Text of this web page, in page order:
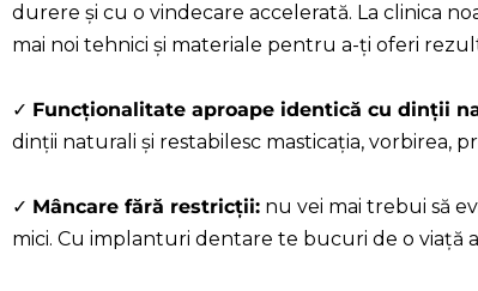
durere și cu o vindecare accelerată. La clinica
mai noi tehnici și materiale pentru a-ți oferi
✓ Funcționalitate aproape identică cu dinții
dinții naturali și restabilesc masticația, vorbirea,
✓ Mâncare fără restricții: nu vei mai trebui să
mici. Cu implanturi dentare te bucuri de o viață